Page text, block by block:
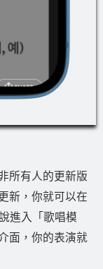
所有人的更新版
新，你就可以在
進入「歌唱模
面，你的表演就